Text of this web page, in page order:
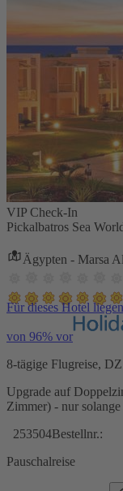
VIP Check-In
Pickalbatros Sea
Ägypten - Marsa
Für dieses Hotel
von 96% vor
8-tägige Flugreise,
Upgrade auf
Zimmer) - nur
253504Bestellnr.:
Pauschalreise